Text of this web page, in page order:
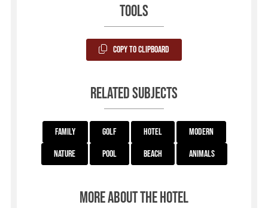
Tools
Copy to Clipboard
Related subjects
Family Golf Hotel
Modern
Nature
Pool Beach Animals
More about the hotel